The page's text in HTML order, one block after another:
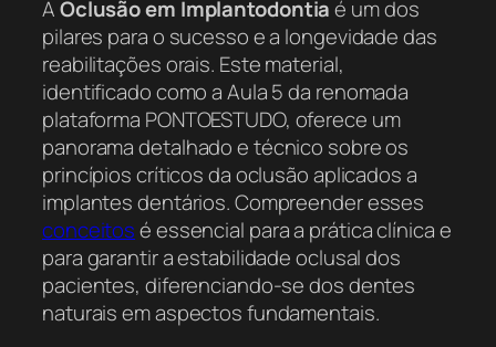
AOclusão em Implantodontiaé um dos
pilares para o sucesso e a longevidade das
reabilitações orais. Este material,
identificado como a Aula 5 da renomada
plataforma PONTOESTUDO, oferece um
panorama detalhado e técnico sobre os
princípios críticos da oclusão aplicados a
implantes dentários. Compreender esses
conceitosé essencial para a prática clínica e
para garantir a estabilidade oclusal dos
pacientes, diferenciando-se dos dentes
naturais em aspectos fundamentais.